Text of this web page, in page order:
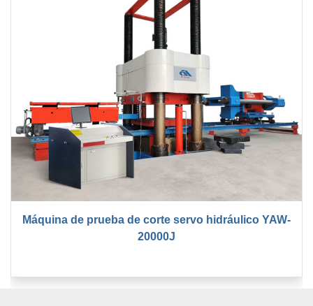
Máquina de prueba de corte servo hidráulico YAW-
20000J